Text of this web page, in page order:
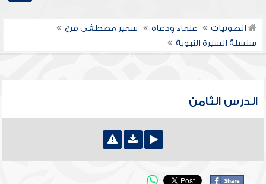
الصوتيات علماء ودعاة
سمير مصطفى فرج
سلسلة السيرة النبوية
الدرس الثامن